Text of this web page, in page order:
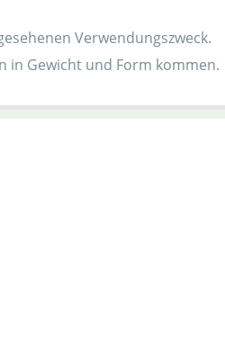
Verwendungszweck.
in Gewicht und Form kommen.